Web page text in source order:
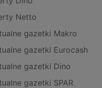
Netto
gazetki Makro
gazetki Eurocash
gazetki Dino
gazetki SPAR